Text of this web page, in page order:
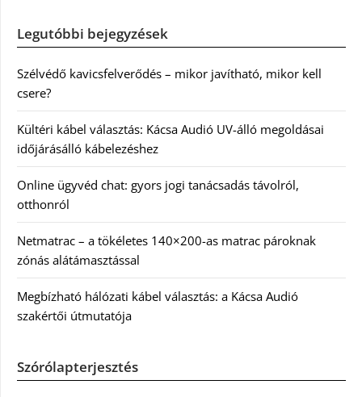
Legutóbbi bejegyzések
Szélvédő kavicsfelverődés – mikor javítható, mikor kell
csere?
Kültéri kábel választás: Kácsa Audió UV-álló megoldásai
időjárásálló kábelezéshez
Online ügyvéd chat: gyors jogi tanácsadás távolról,
otthonról
Netmatrac – a tökéletes 140×200-as matrac pároknak
zónás alátámasztással
Megbízható hálózati kábel választás: a Kácsa Audió
szakértői útmutatója
Szórólapterjesztés